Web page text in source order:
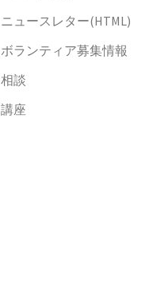
ニュースレター(HTML)
ボランティア募集情報
相談
講座